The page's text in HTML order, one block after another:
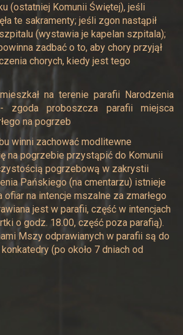
(ostatniej Komunii Świętej), jeśli
te sakramenty; jeśli zgon nastąpił
(wystawia je kapelan szpitala);
zadbać o to, aby chory przyjął
chorych, kiedy jest tego
na terenie parafii Narodzenia
proboszcza parafii miejsca
na pogrzeb
winni zachować modlitewne
na pogrzebie przystąpić do Komunii
pogrzebową w zakrystii
Pańskiego (na cmentarzu) istnieje
ofiar na intencje mszalne za zmarłego
jest w parafii, część w intencjach
o godz. 18.00, część poza parafią).
Mszy odprawianych w parafii są do
(po około 7 dniach od